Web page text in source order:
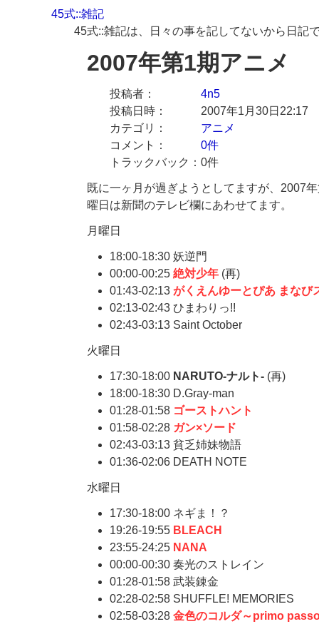
45式::雑記
45式::雑記は、日々の事を記してないから日記
2007年第1期アニメ
投稿者
4n5
投稿日時
2007年1月30日22:17
カテゴリ
アニメ
コメント
0件
トラックバック
0件
既に一ヶ月が過ぎようとしてますが、2007
曜日は新聞のテレビ欄にあわせてます。
月曜日
18:00-18:30 妖逆門
00:00-00:25 絶対少年 (再)
01:43-02:13 がくえんゆーとぴあ まなび
02:13-02:43 ひまわりっ!!
02:43-03:13 Saint October
火曜日
17:30-18:00 NARUTO-ナルト- (再)
18:00-18:30 D.Gray-man
01:28-01:58 ゴーストハント
01:58-02:28 ガン×ソード
02:43-03:13 貧乏姉妹物語
01:36-02:06 DEATH NOTE
水曜日
17:30-18:00 ネギま！？
19:26-19:55 BLEACH
23:55-24:25 NANA
00:00-00:30 奏光のストレイン
01:28-01:58 武装錬金
02:28-02:58 SHUFFLE! MEMORIES
02:58-03:28 金色のコルダ～primo